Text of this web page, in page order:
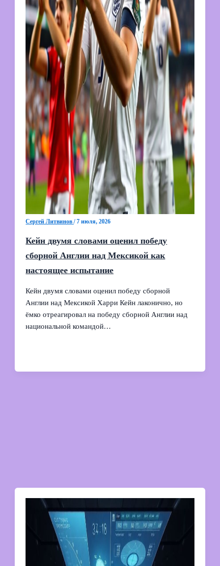
Сергей Литвинов/7 июля, 2026
Кейн двумя словами оценил победу
сборной Англии над Мексикой как
настоящее испытание
Кейн двумя словами оценил победу сборной
Англии над Мексикой Харри Кейн лаконично, но
ёмко отреагировал на победу сборной Англии над
национальной командой…